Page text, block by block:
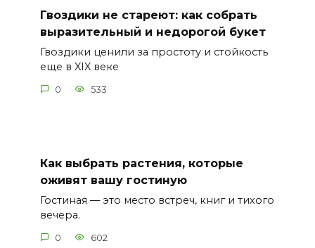
Гвоздики не стареют: как собрать
выразительный и недорогой букет
Гвоздики ценили за простоту и стойкость
еще в XIX веке
0 533
Как выбрать растения, которые
оживят вашу гостиную
Гостиная — это место встреч, книг и тихого
вечера.
0 602